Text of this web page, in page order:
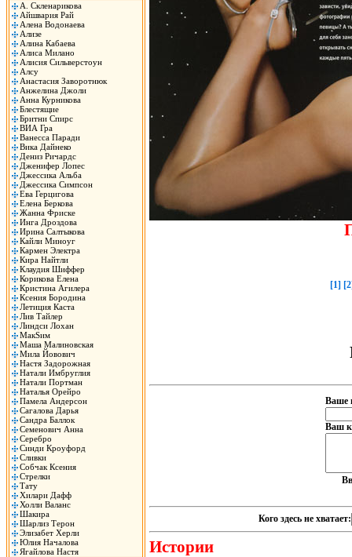
А. Скленарикова
Айшвария Рай
Алена Водонаева
Ализе
Алина Кабаева
Алиса Милано
Алисия Сильверстоун
Алсу
Анастасия Заворотнюк
Анжелина Джоли
Анна Курникова
Блестящие
Бритни Спирс
ВИА Гра
Ванесса Паради
Вика Дайнеко
Дениз Ричардс
Дженифер Лопес
Джессика Альба
Джессика Симпсон
Ева Герцигова
Елена Беркова
Жанна Фриске
Инга Дроздова
Ирина Салтыкова
Кайли Миноуг
Кармен Электра
Кира Найтли
Клаудия Шиффер
Корикова Елена
Кристина Агилера
Ксения Бородина
Летиция Каста
Лив Тайлер
Линдси Лохан
МакSим
Маша Малиновская
Мила Йовович
Настя Задорожная
Натали Имбруглия
Натали Портман
Наталья Орейро
Памела Андерсон
Сагалова Дарья
Сандра Баллок
Семенович Анна
Серебро
Синди Кроуфорд
Сливки
Собчак Ксения
Стрелки
Тату
Хилари Дафф
Холли Валанс
Шакира
Шарлиз Терон
Элизабет Херли
Юлия Началова
Ягайлова Настя
[1]
Ваше
Ваш
Кого здесь не хватает:
Истории